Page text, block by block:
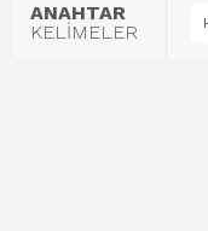
ANAHTAR
KELİMELER